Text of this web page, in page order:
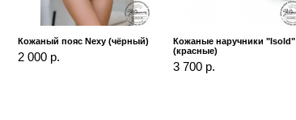
Кожаный пояс Nexy (чёрный)
2 000 р.
Кожаные наручники "Isold"
(красные)
3 700 р.